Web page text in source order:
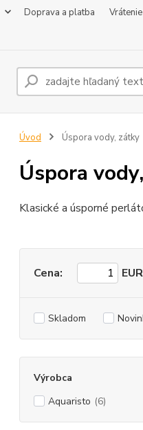
Doprava a platba
Úvod Úspora vody, zátky
Úspora
Klasické a úsporné
Cena: EUR
Skladom
Výrobca
Aquaristo (6)